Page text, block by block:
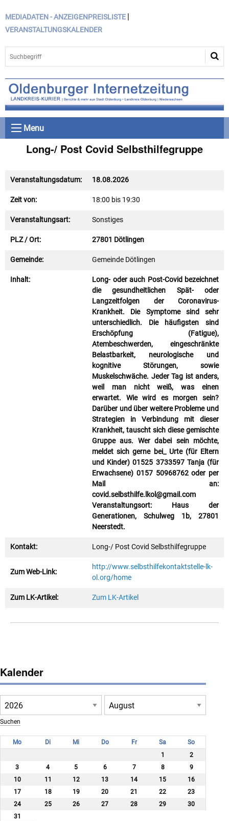
MEDIADATEN - ANZEIGENPREISLISTE |
VERANSTALTUNGSKALENDER
Menu
Long-/ Post Covid Selbsthilfegruppe
Veranstaltungsdatum: 18.08.2026
Zeit von: 18:00 bis 19:30
Veranstaltungsart: Sonstiges
PLZ / Ort: 27801 Dötlingen
Gemeinde: Gemeinde Dötlingen
Inhalt:
Long- oder auch Post-Covid bezeichnet
die gesundheitlichen Spät- oder
Langzeitfolgen der Coronavirus-
Krankheit. Die Symptome sind sehr
unterschiedlich. Die häufigsten sind
Erschöpfung (Fatigue),
Atembeschwerden, eingeschränkte
Belastbarkeit, neurologische und
kognitive Störungen, sowie
Muskelschwäche. Jeder Tag ist anders,
weil man nicht weiß, was einen
erwartet. Wie wird es morgen sein?
Darüber und über weitere Probleme und
Strategien in Verbindung mit dieser
Krankheit, tauscht sich diese gemischte
Gruppe aus. Wer dabei sein möchte,
meldet sich gerne bei_ Urte (für Eltern
und Kinder) 01525 3733597 Tanja (für
Erwachsene) 0157 50968762 oder per
Mail an:
covid.selbsthilfe.lkol@gmail.com
Veranstaltungsort: Haus der
Generationen, Schulweg 1b, 27801
Neerstedt.
Kontakt: Long-/ Post Covid Selbsthilfegruppe
Zum Web-Link:
http://www.selbsthilfekontaktstelle-lk-
ol.org/home
Zum LK-Artikel: Zum LK-Artikel
Kalender
Mo Di Mi Do Fr Sa
So
1
2
3
4 5 6 7 8
9
10
11 12 13 14 15
16
17
18 19 20 21 22
23
24
25 26 27 28 29
30
31